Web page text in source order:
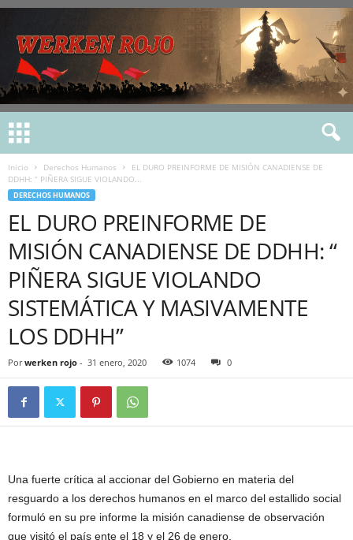
Inicio Derechos Humanos
EL DURO PREINFORME DE MISIÓN CANADIENSE DE
DDHH: “ PIÑERA SIGUE VIOLANDO...
DERECHOS HUMANOS
EL DURO PREINFORME DE
MISIÓN CANADIENSE DE DDHH: “
PIÑERA SIGUE VIOLANDO
SISTEMÁTICA Y MASIVAMENTE
LOS DDHH”
Por werken rojo - 31 enero, 2020 1074 0
Una fuerte crítica al accionar del Gobierno en materia del
resguardo a los derechos humanos en el marco del estallido social
formuló en su pre informe la misión canadiense de observación
que visitó el país ente el 18 y el 26 de enero.